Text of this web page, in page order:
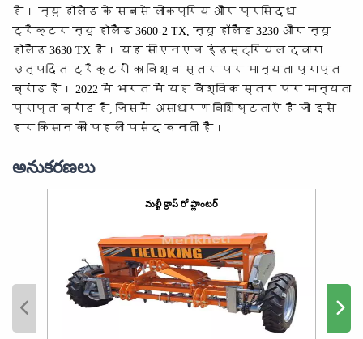
है। न्यू हॉलैंड के सबसे लोकप्रिय और प्रसिद्ध
ट्रैक्टर न्यू हॉलैंड 3600-2 TX, न्यू हॉलैंड 3230 और न्यू
हॉलैंड 3630 TX हैं। यह सीएनएच इंडस्ट्रियल द्वारा
उत्पादित ट्रैक्टरों का विश्व स्तर पर मान्यता प्राप्त
ब्रांड है। 2022 में भारत में यह वैश्विक स्तर पर मान्यता
प्राप्त ब्रांड है, जिसमें असाधारण विशिष्टताएँ हैं जो इसे
हर किसान की पहली पसंद बनाती हैं।
అనుకరణలు
మల్టీ క్రాప్ రో ప్లాంటర్